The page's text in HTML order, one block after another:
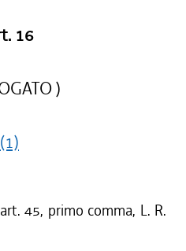
16
)
(1)
45, primo comma, L. R.